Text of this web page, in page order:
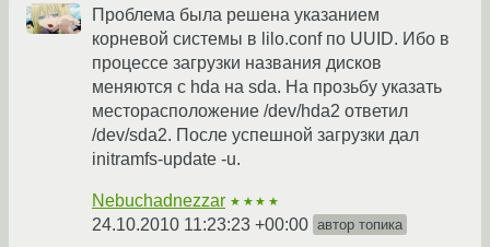
Проблема была решена указанием
корневой системы в lilo.conf по UUID. Ибо в
процессе загрузки названия дисков
меняются с hda на sda. На прозьбу указать
месторасположение /dev/hda2 ответил
/dev/sda2. После успешной загрузки дал
initramfs-update -u.
Nebuchadnezzar ★★★★
24.10.2010 11:23:23 +00:00 автор топика